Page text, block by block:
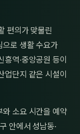
여성
남자
편의가 맞물린
으로 생활 수요가
역·중앙공원 등이
업단지 같은 시설이
소요 시간을 예약
안에서 성남동·